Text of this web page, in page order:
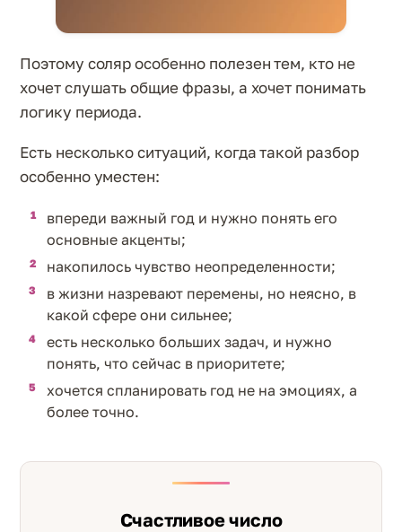
Поэтому соляр особенно полезен тем, кто не
хочет слушать общие фразы, а хочет понимать
логику периода.
Есть несколько ситуаций, когда такой разбор
особенно уместен:
впереди важный год и нужно понять его
основные акценты;
накопилось чувство неопределенности;
в жизни назревают перемены, но неясно, в
какой сфере они сильнее;
есть несколько больших задач, и нужно
понять, что сейчас в приоритете;
хочется спланировать год не на эмоциях, а
более точно.
Счастливое число